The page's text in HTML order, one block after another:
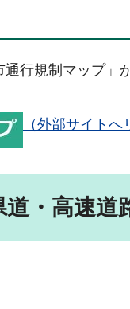
行規制マップ」
（外部サイトへ
・高速道